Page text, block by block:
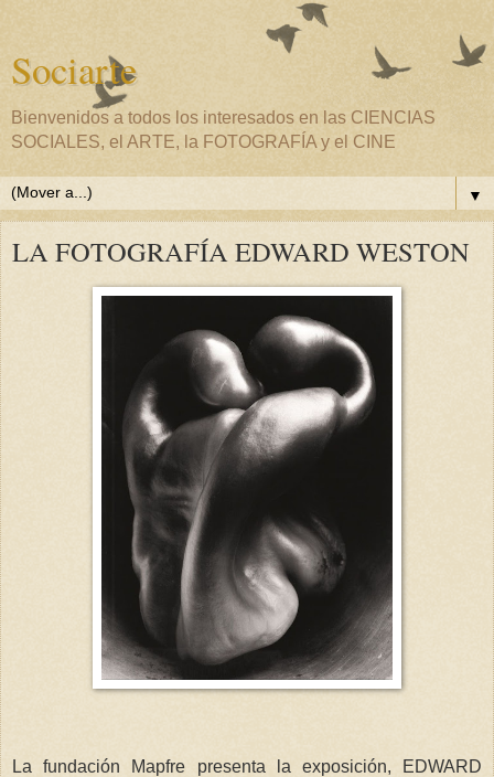
Sociarte
Bienvenidos a todos los interesados en las CIENCIAS
SOCIALES, el ARTE, la FOTOGRAFÍA y el CINE
▼
LA FOTOGRAFÍA EDWARD WESTON
La fundación Mapfre presenta la exposición, EDWARD